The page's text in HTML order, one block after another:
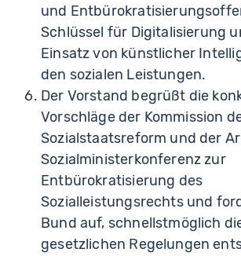
und
Schlüssel für Digitalisierung
Einsatz von künstlicher
den sozialen Leistungen.
Der Vorstand begrüßt die
Vorschläge der Kommission
Sozialstaatsreform und der
Sozialministerkonferenz zur
Entbürokratisierung des
Sozialleistungsrechts und
Bund auf, schnellstmöglich
gesetzlichen Regelungen